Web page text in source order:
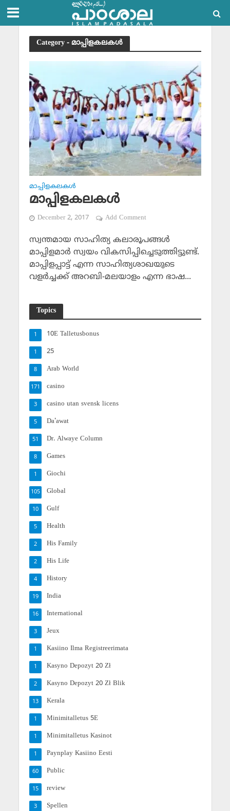
Category - മാപ്പിളകലകള്‍
മാപ്പിളകലകള്‍
മാപ്പിളകലകള്‍
December 2, 2017 Add Comment
സ്വന്തമായ സാഹിത്യ കലാരൂപങ്ങള്‍
മാപ്പിളമാര്‍ സ്വയം വികസിപ്പിച്ചെടുത്തിട്ടുണ്ട്.
മാപ്പിളപ്പാട്ട് എന്ന സാഹിത്യശാഖയുടെ
വളര്‍ച്ചക്ക് അറബി-മലയാളം എന്ന ഭാഷ...
Topics
10E Talletusbonus
1
25
1
Arab World
8
casino
171
casino utan svensk licens
3
Da'awat
5
Dr. Alwaye Column
51
Games
8
Giochi
1
Global
105
Gulf
10
Health
5
His Family
2
His Life
2
History
4
India
19
International
16
Jeux
3
Kasiino Ilma Registreerimata
1
Kasyno Depozyt 20 Zł
1
Kasyno Depozyt 20 Zł Blik
2
Kerala
13
Minimitalletus 5E
1
Minimitalletus Kasinot
1
Paynplay Kasiino Eesti
1
Public
60
review
15
Spellen
3